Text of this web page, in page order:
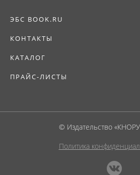
ЭБС BOOK.RU
КОНТАКТЫ
КАТАЛОГ
ПРАЙС-ЛИСТЫ
© Издательство
Политика